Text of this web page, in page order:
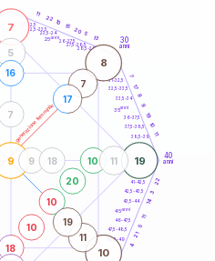
generazione femminile
30
anni
40
anni
21-22,5
22,5-23,5
23,5-24
26-27,5
27,5-28,5
28,5-29
31-32,5
32,5-33,5
33,5-34
36-37,5
37,5-38,5
38,5-39
41-42,5
42,5-43,5
43,5-44
46-47,5
47,5-48,5
48,5-49
11
22 10
15
20 5
13
7
17
8
9
19
10
11
22
3
14
11
5
21
4
7
19
9
8
10
18
10
10
20
10
5
11
16
9 18
7
7
17
11
19
25anni
35anni
45anni